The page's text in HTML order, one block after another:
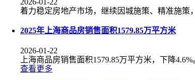
2026-01-22
着力稳定房地产市场，继续因城施策、精准施策
2025年上海商品房销售面积1579.85万平方米
2026-01-22
上海商品房销售面积1579.85万平方米，下降
查看更多